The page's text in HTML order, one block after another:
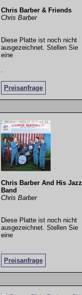
Chris Barber & Friends
Chris Barber
Diese Platte ist noch nicht
ausgezeichnet. Stellen Sie
eine
Preisanfrage
Chris Barber And His Jazz
Band
Chris Barber
Diese Platte ist noch nicht
ausgezeichnet. Stellen Sie
eine
Preisanfrage
.